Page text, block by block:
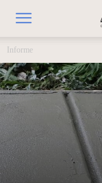
Informe